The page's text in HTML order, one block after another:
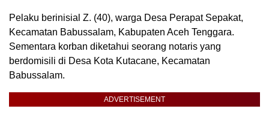
Pelaku berinisial Z. (40), warga Desa Perapat Sepakat,
Kecamatan Babussalam, Kabupaten Aceh Tenggara.
Sementara korban diketahui seorang notaris yang
berdomisili di Desa Kota Kutacane, Kecamatan
Babussalam.
ADVERTISEMENT